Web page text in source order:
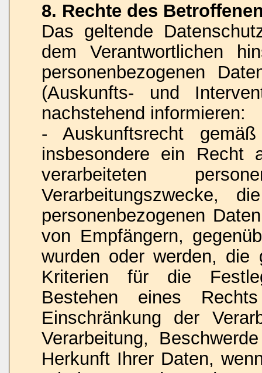
8. Rechte des
Das geltende
dem Verantwortlichen
personenbezogenen
(Auskunfts- und
nachstehend informieren:
- Auskunftsrecht
insbesondere ein Recht
verarbeiteten
Verarbeitungszwecke,
personenbezogenen
von Empfängern,
wurden oder werden, die
Kriterien für die
Bestehen eines
Einschränkung der
Verarbeitung,
Herkunft Ihrer Daten,